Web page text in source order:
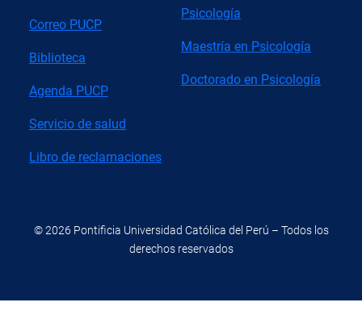
Correo PUCP
Biblioteca
Agenda PUCP
Servicio de salud
Libro de reclamaciones
Psicología
Maestría en Psicología
Doctorado en Psicología
© 2026 Pontificia Universidad Católica del Perú – Todos los
derechos reservados